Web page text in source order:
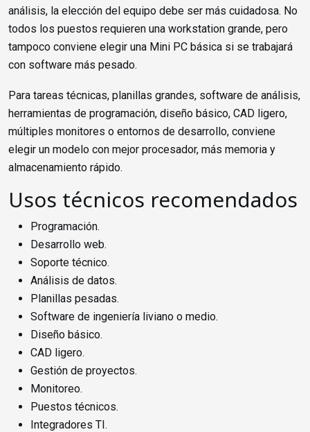
análisis, la elección del equipo debe ser más cuidadosa. No
todos los puestos requieren una workstation grande, pero
tampoco conviene elegir una Mini PC básica si se trabajará
con software más pesado.
Para tareas técnicas, planillas grandes, software de análisis,
herramientas de programación, diseño básico, CAD ligero,
múltiples monitores o entornos de desarrollo, conviene
elegir un modelo con mejor procesador, más memoria y
almacenamiento rápido.
Usos técnicos recomendados
Programación.
Desarrollo web.
Soporte técnico.
Análisis de datos.
Planillas pesadas.
Software de ingeniería liviano o medio.
Diseño básico.
CAD ligero.
Gestión de proyectos.
Monitoreo.
Puestos técnicos.
Integradores TI.